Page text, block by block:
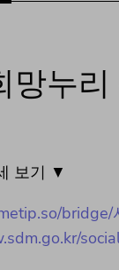
망누리
보기 ▼
bridge/